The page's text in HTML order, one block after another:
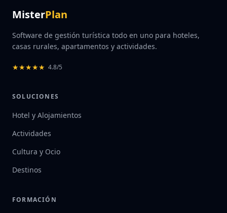
MisterPlan
Software de gestión turística todo en uno para hoteles,
casas rurales, apartamentos y actividades.
★★★★★ 4.8/5
SOLUCIONES
Hotel y Alojamientos
Actividades
Cultura y Ocio
Destinos
FORMACIÓN